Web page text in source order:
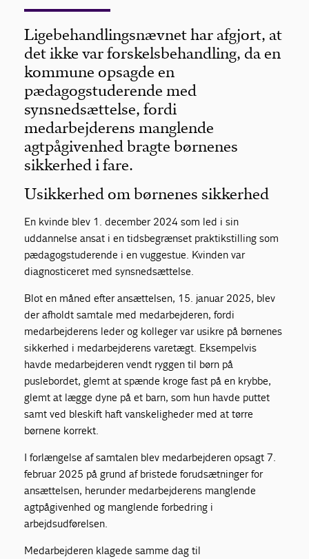
Ligebehandlingsnævnet har afgjort, at
det ikke var forskelsbehandling, da en
kommune opsagde en
pædagogstuderende med
synsnedsættelse, fordi
medarbejderens manglende
agtpågivenhed bragte børnenes
sikkerhed i fare.
Usikkerhed om børnenes sikkerhed
En kvinde blev 1. december 2024 som led i sin
uddannelse ansat i en tidsbegrænset praktikstilling som
pædagogstuderende i en vuggestue. Kvinden var
diagnosticeret med synsnedsættelse.
Blot en måned efter ansættelsen, 15. januar 2025, blev
der afholdt samtale med medarbejderen, fordi
medarbejderens leder og kolleger var usikre på børnenes
sikkerhed i medarbejderens varetægt. Eksempelvis
havde medarbejderen vendt ryggen til børn på
puslebordet, glemt at spænde kroge fast på en krybbe,
glemt at lægge dyne på et barn, som hun havde puttet
samt ved bleskift haft vanskeligheder med at tørre
børnene korrekt.
I forlængelse af samtalen blev medarbejderen opsagt 7.
februar 2025 på grund af bristede forudsætninger for
ansættelsen, herunder medarbejderens manglende
agtpågivenhed og manglende forbedring i
arbejdsudførelsen.
Medarbejderen klagede samme dag til